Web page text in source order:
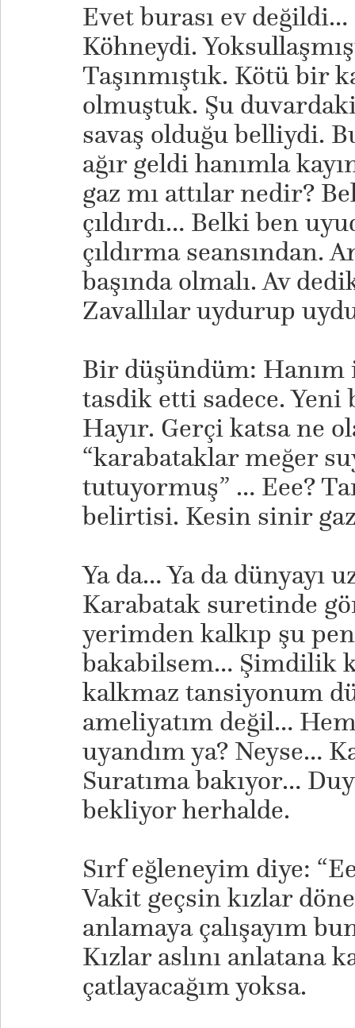
Evet burası ev
Köhneydi.
Taşınmıştık. Kötü bir
olmuştuk. Şu
savaş olduğu belliydi.
ağır geldi hanımla
gaz mı attılar nedir?
çıldırdı… Belki ben
çıldırma seansından.
başında olmalı. Av
Zavallılar uydurup
Bir düşündüm: Hanım
tasdik etti sadece. Yeni
Hayır. Gerçi katsa ne
“karabataklar meğer
tutuyormuş” … Eee?
belirtisi. Kesin sinir
Ya da… Ya da dünyayı
Karabatak suretinde
yerimden kalkıp şu
bakabilsem… Şimdilik
kalkmaz tansiyonum
ameliyatım değil…
uyandım ya? Neyse…
Suratıma bakıyor…
bekliyor herhalde.
Sırf eğleneyim diye:
Vakit geçsin kızlar
anlamaya çalışayım
Kızlar aslını anlatana
çatlayacağım yoksa.